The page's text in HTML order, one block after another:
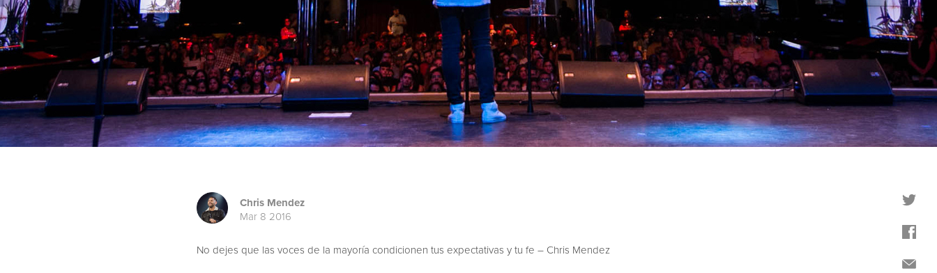
Chris Mendez
Mar 8 2016
No dejes que las voces de la mayoría condicionen tus expectativas y tu fe – Chris Mendez